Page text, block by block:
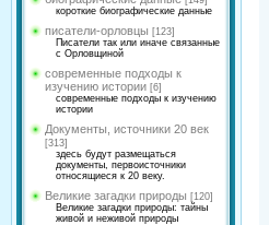
короткие биографические данные
писатели-орловцы [123]
Писатели так или иначе связанные
с Орловщиной
современные подходы к
изучению истории [6]
современные подходы к изучению
истории
Документы, источники 20 век
[313]
здесь будут размещаться
документы, первоисточники
относящиеся к 20 веку.
Великие загадки природы [120]
Великие загадки природы: тайны
живой и неживой природы